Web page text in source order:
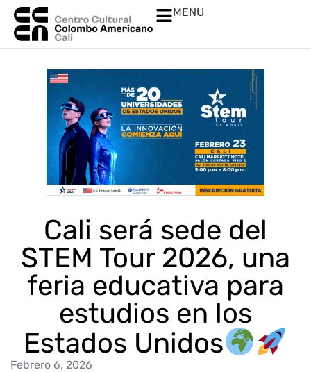
MENU
Cali será sede del
STEM Tour 2026, una
feria educativa para
estudios en los
Estados Unidos
Febrero 6, 2026